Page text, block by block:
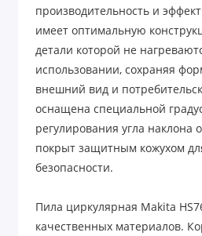
производительность и
имеет оптимальную
детали которой не
использовании, сохраняя
внешний вид и
оснащена специальной
регулирования угла наклона
покрыт защитным кожухом
безопасности.
Пила циркулярная Makita
качественных материалов.